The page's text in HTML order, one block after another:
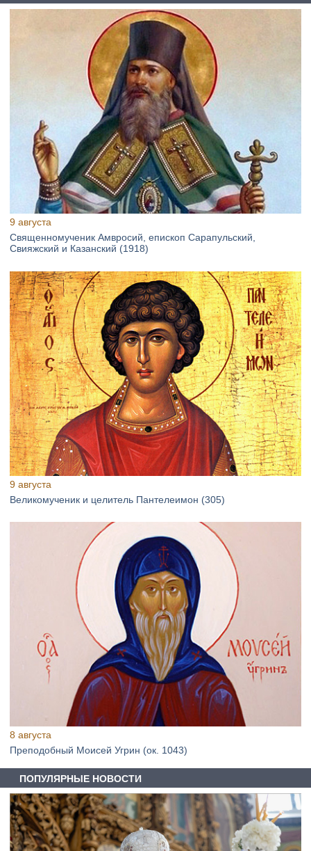
9 августа
Священномученик Амвросий, епископ Сарапульский,
Свияжский и Казанский (1918)
9 августа
Великомученик и целитель Пантелеимон (305)
8 августа
Преподобный Моисей Угрин (ок. 1043)
ПОПУЛЯРНЫЕ НОВОСТИ